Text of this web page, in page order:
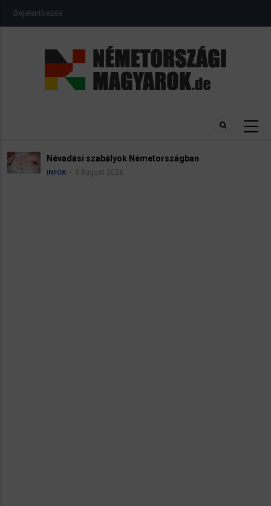
USER
ACCOUNT
Bejelentkezés
Névadási szabályok Németországban
INFÓK 4 August 2026